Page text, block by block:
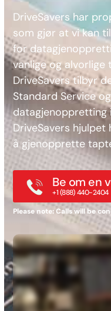
DriveSavers har
som gjør at vi kan
for
vanlige og
DriveSavers tilbyr
Standard Service
datagjenoppretting
DriveSavers
å gjenopprette
Be om en
+1 (888) 440-2404
Please note: Calls will be